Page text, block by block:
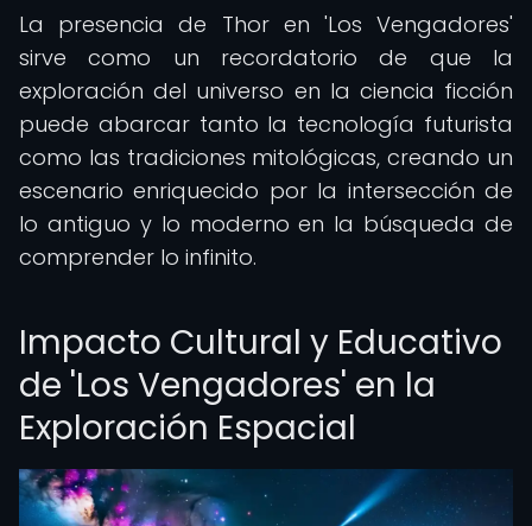
La presencia de Thor en 'Los Vengadores'
sirve como un recordatorio de que la
exploración del universo en la ciencia ficción
puede abarcar tanto la tecnología futurista
como las tradiciones mitológicas, creando un
escenario enriquecido por la intersección de
lo antiguo y lo moderno en la búsqueda de
comprender lo infinito.
Impacto Cultural y Educativo
de 'Los Vengadores' en la
Exploración Espacial